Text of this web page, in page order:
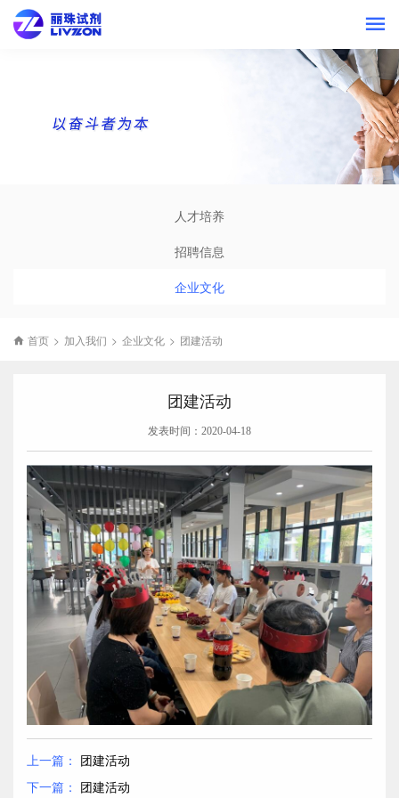
人才培养
招聘信息
企业文化
首页 > 加入我们 > 企业文化 > 团建活动
团建活动
发表时间：2020-04-18
上一篇：
团建活动
下一篇：
团建活动